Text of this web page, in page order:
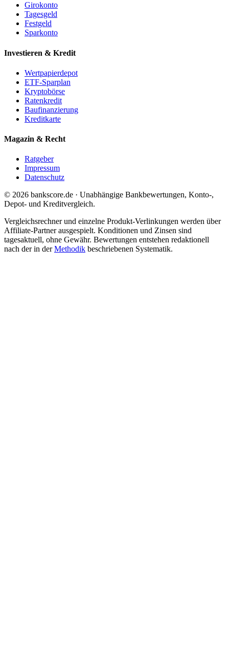
Girokonto
Tagesgeld
Festgeld
Sparkonto
Investieren & Kredit
Wertpapierdepot
ETF-Sparplan
Kryptobörse
Ratenkredit
Baufinanzierung
Kreditkarte
Magazin & Recht
Ratgeber
Impressum
Datenschutz
© 2026 bankscore.de · Unabhängige Bankbewertungen, Konto-,
Depot- und Kreditvergleich.
Vergleichsrechner und einzelne Produkt-Verlinkungen werden über
Affiliate-Partner ausgespielt. Konditionen und Zinsen sind
tagesaktuell, ohne Gewähr. Bewertungen entstehen redaktionell
nach der in derMethodik beschriebenen Systematik.